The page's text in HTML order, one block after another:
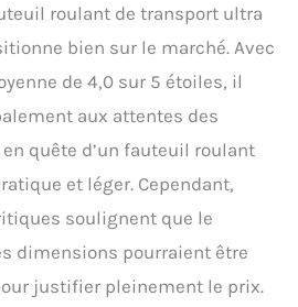
roulant de transport ultra
bien sur le marché. Avec
de 4,0 sur 5 étoiles, il
aux attentes des
quête d’un fauteuil roulant
et léger. Cependant,
soulignent que le
dimensions pourraient être
justifier pleinement le prix.